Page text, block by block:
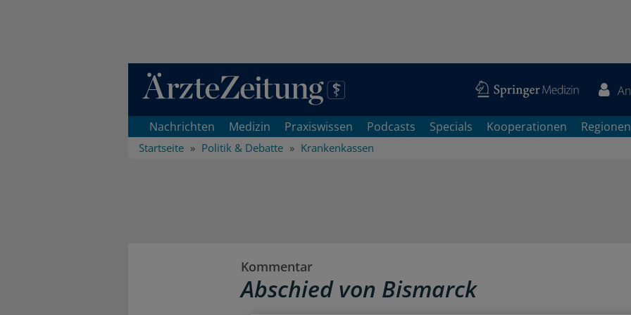
Direkt zum Inhaltsbereich
Nachrichten Medizin Praxiswissen Podcasts Specials Kooperationen Regionen
Startseite Politik & Debatte Krankenkassen
Kommentar
Abschied von Bismarck